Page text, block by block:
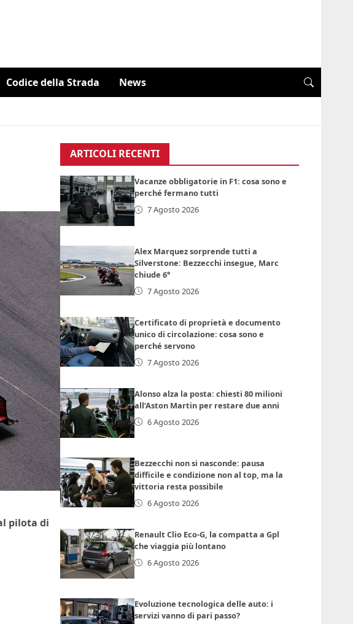
Codice della Strada News
pilota di
ARTICOLI RECENTI
Vacanze obbligatorie in F1: cosa sono e
perché fermano tutti
7 Agosto 2026
Alex Marquez sorprende tutti a
Silverstone: Bezzecchi insegue, Marc
chiude 6°
7 Agosto 2026
Certificato di proprietà e documento
unico di circolazione: cosa sono e
perché servono
7 Agosto 2026
Alonso alza la posta: chiesti 80 milioni
all’Aston Martin per restare due anni
6 Agosto 2026
Bezzecchi non si nasconde: pausa
difficile e condizione non al top, ma la
vittoria resta possibile
6 Agosto 2026
Renault Clio Eco-G, la compatta a Gpl
che viaggia più lontano
6 Agosto 2026
Evoluzione tecnologica delle auto: i
servizi vanno di pari passo?